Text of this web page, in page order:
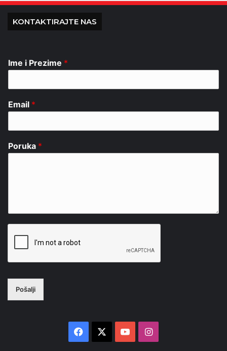
KONTAKTIRAJTE NAS
Ime i Prezime *
Email *
Poruka *
Pošalji
Facebook YouTubeInstagram